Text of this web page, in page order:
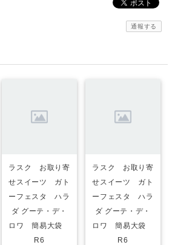
通報する
ラスク お取り寄
せスイーツ ガト
ーフェスタ ハラ
ダ グーテ・デ・
ロワ 簡易大袋
R6
ラスク お取り寄
せスイーツ ガト
ーフェスタ ハラ
ダ グーテ・デ・
ロワ 簡易大袋
R6